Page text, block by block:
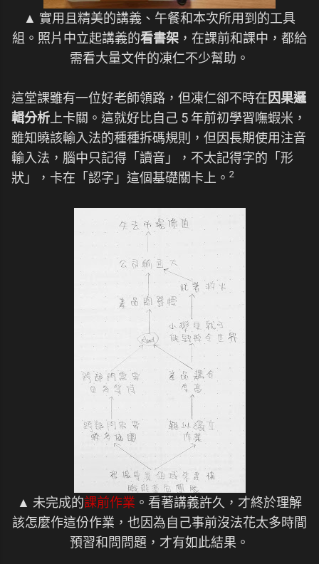
▲ 實用且精美的講義、午餐和本次所用到的工具
組。照片中立起講義的看書架 ，在課前和課中，都給
需看大量文件的凍仁不少幫助。
這堂課雖有一位好老師領路，但凍仁卻不時在因果邏
輯分析 上卡關。這就好比自己 5 年前初學習嘸蝦米，
雖知曉該輸入法的種種拆碼規則，但因長期使用注音
輸入法，腦中只記得「讀音」，不太記得字的「形
狀」，卡在「認字」這個基礎關卡上。 2
▲ 未完成的課前作業 。看著講義許久，才終於理解
該怎麼作這份作業，也因為自己事前沒法花太多時間
預習和問問題，才有如此結果。